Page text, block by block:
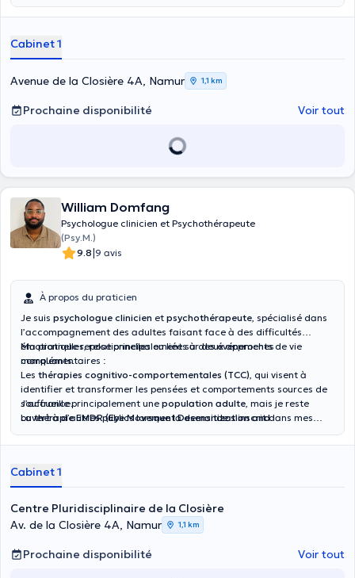
Cabinet 1
Avenue de la Closière 4A, Namur 1,1 km
Prochaine disponibilité Voir tout
William Domfang
Psychologue clinicien et Psychothérapeute
(Psy.M.)
9.8|9 avis
À propos du praticien
Je suis psychologue clinicien et psychothérapeute, spécialisé dans
l’accompagnement des adultes faisant face à des difficultés
émotionnelles, relationnelles ou liées à des événements de vie
marquants.
Ma pratique repose principalement sur deux approches
complémentaires :
Les thérapies cognitivo-comportementales (TCC), qui visent à
identifier et transformer les pensées et comportements sources de
souffrance.
Lathérapie EMDR (Eye Movement Desensitization and
traumatismes, du stress post-traumatique et de certaines formes
J’accueille principalement une population adulte, mais je reste
ouvert à d’autres publics lorsque la demande s’inscrit dans mes
collaborative et centrée sur les besoins du patient, afin de favoriser
Cabinet 1
Centre Pluridisciplinaire de la Closière
Av. de la Closière 4A, Namur
1,1 km
Prochaine disponibilité Voir tout